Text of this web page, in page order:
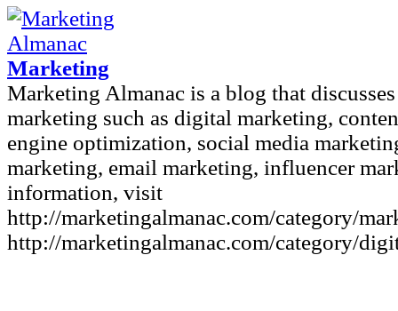
Marketing
Marketing Almanac is a blog that
marketing such as digital marketing,
engine optimization, social media
marketing, email marketing, influencer
information, visit
http://marketingalmanac.com/category/
http://marketingalmanac.com/category/